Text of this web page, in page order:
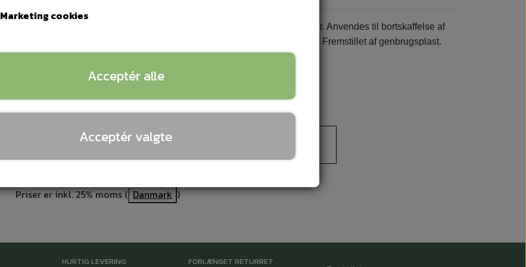
Hygiejnisk frøkenpose med motiv str. 24,5x35 cm til brug på dametoiletter. Anvendes til bortskaffelse af
hygiejnebind, tamponer, vatpinde, vatrondeller og bleer efter toiletbesøg. Fremstillet af genbrugsplast.
Lagerstatus:Ikke på lager
+
Priser er inkl. 25% moms ( Danmark )
HURTIG LEVERING FORLÆNGET RETURRET
Marketing cookies
Acceptér alle
Acceptér valgte